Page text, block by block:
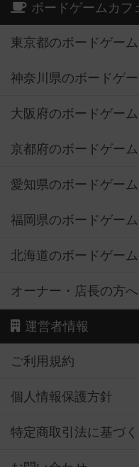
ボードゲームカフ
東京都のボードゲー
神奈川県のボードゲ
大阪府のボードゲー
京都府のボードゲー
愛知県のボードゲー
福岡県のボードゲー
北海道のボードゲー
オーナー・店長の方へ
運営者情報
ご利用規約
個人情報保護方針
特定商取引法に基づ